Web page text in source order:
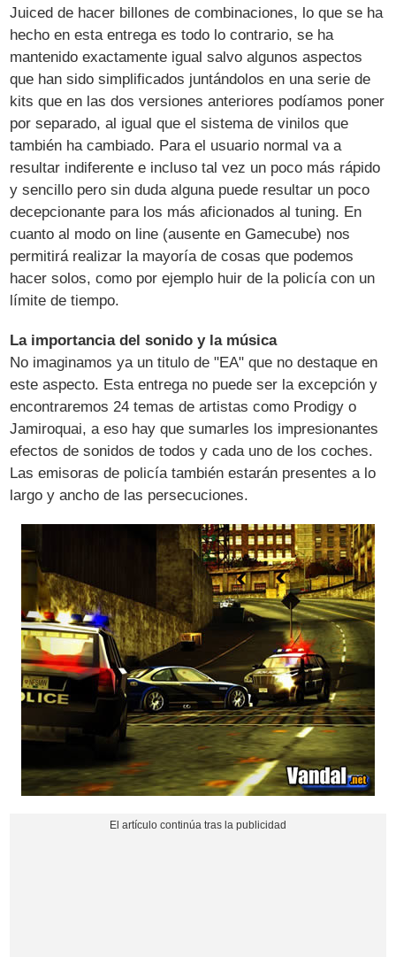
Juiced de hacer billones de combinaciones, lo que se ha
hecho en esta entrega es todo lo contrario, se ha
mantenido exactamente igual salvo algunos aspectos
que han sido simplificados juntándolos en una serie de
kits que en las dos versiones anteriores podíamos poner
por separado, al igual que el sistema de vinilos que
también ha cambiado. Para el usuario normal va a
resultar indiferente e incluso tal vez un poco más rápido
y sencillo pero sin duda alguna puede resultar un poco
decepcionante para los más aficionados al tuning. En
cuanto al modo on line (ausente en Gamecube) nos
permitirá realizar la mayoría de cosas que podemos
hacer solos, como por ejemplo huir de la policía con un
límite de tiempo.
La importancia del sonido y la música
No imaginamos ya un titulo de "EA" que no destaque en
este aspecto. Esta entrega no puede ser la excepción y
encontraremos 24 temas de artistas como Prodigy o
Jamiroquai, a eso hay que sumarles los impresionantes
efectos de sonidos de todos y cada uno de los coches.
Las emisoras de policía también estarán presentes a lo
largo y ancho de las persecuciones.